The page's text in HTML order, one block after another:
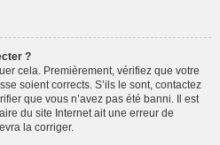
?
cela. Premièrement, vérifiez que votre
soient corrects. S’ils le sont, contactez
que vous n’avez pas été banni. Il est
du site Internet ait une erreur de
la corriger.